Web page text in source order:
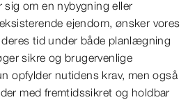
sig om en nybygning eller
ejendom, ønsker vores
tid under både planlægning
sikre og brugervenlige
opfylder nutidens krav, men også
med fremtidssikret og holdbar